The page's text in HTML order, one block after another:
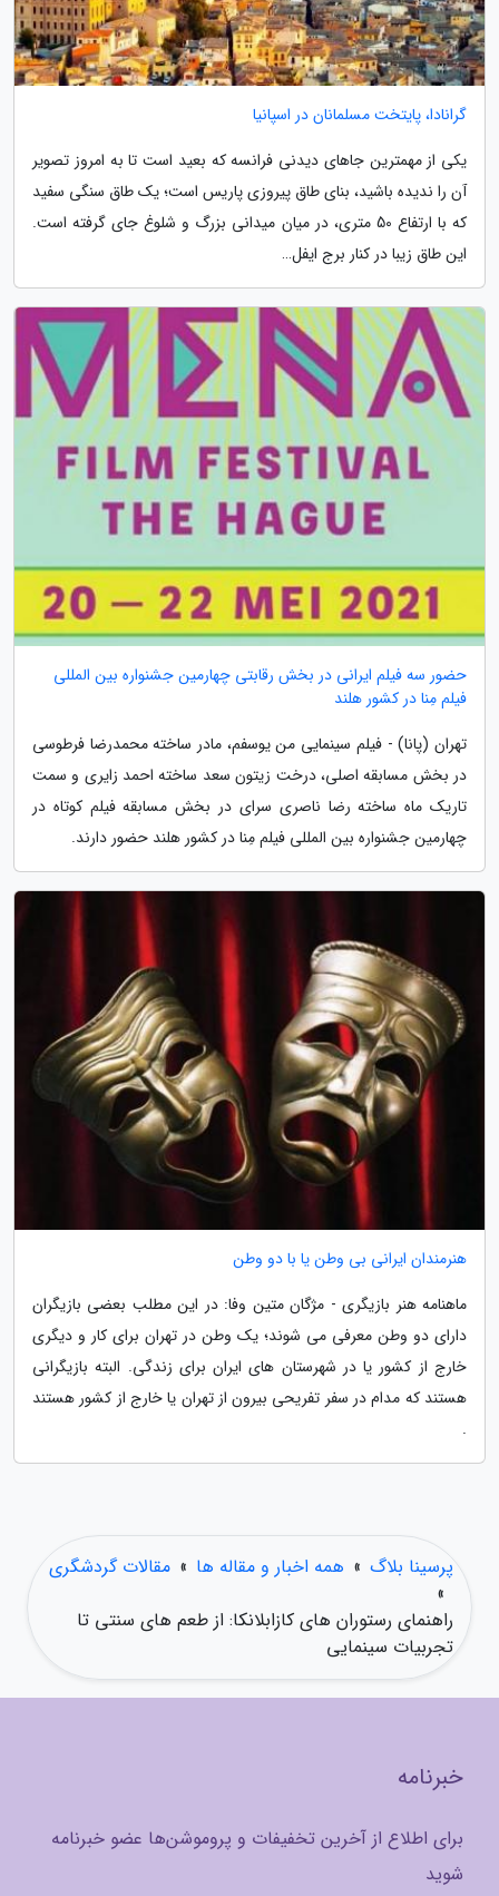
گرانادا، پایتخت مسلمانان در اسپانیا
یکی از مهمترین جاهای دیدنی فرانسه که بعید است تا به امروز تصویر
آن را ندیده باشید، بنای طاق پیروزی پاریس است؛ یک طاق سنگی سفید
که با ارتفاع 50 متری، در میان میدانی بزرگ و شلوغ جای گرفته است.
این طاق زیبا در کنار برج ایفل…
حضور سه فیلم ایرانی در بخش رقابتی چهارمین جشنواره بین المللی
فیلم مِنا در کشور هلند
تهران (پانا) - فیلم سینمایی من یوسفم، مادر ساخته محمدرضا فرطوسی
در بخش مسابقه اصلی، درخت زیتون سعد ساخته احمد زایری و سمت
تاریک ماه ساخته رضا ناصری سرای در بخش مسابقه فیلم کوتاه در
چهارمین جشنواره بین المللی فیلم مِنا در کشور هلند حضور دارند.
هنرمندان ایرانی بی وطن یا با دو وطن
ماهنامه هنر بازیگری - مژگان متین وفا: در این مطلب بعضی بازیگران
دارای دو وطن معرفی می شوند؛ یک وطن در تهران برای کار و دیگری
خارج از کشور یا در شهرستان های ایران برای زندگی. البته بازیگرانی
هستند که مدام در سفر تفریحی بیرون از تهران یا خارج از کشور هستند
.
پرسینا بلاگ » همه اخبار و مقاله ها » مقالات گردشگری
»
راهنمای رستوران های کازابلانکا: از طعم های سنتی تا
تجربیات سینمایی
خبرنامه
برای اطلاع از آخرین تخفیفات و پروموشن‌ها عضو خبرنامه
شوید